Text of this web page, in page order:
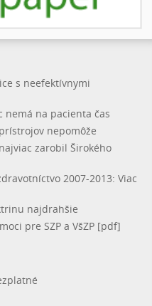
s neefektívnymi
nemá na pacienta čas
nepomôže
zarobil Širokého
2007-2013: Viac
najdrahšie
pre SZP a VšZP [pdf]